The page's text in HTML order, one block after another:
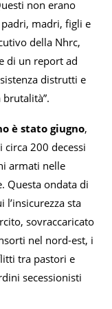
non erano
madri, figli e
della Nhrc,
di un report ad
distrutti e
è stato giugno,
circa 200 decessi
armati nelle
Questa ondata di
sta
sovraccaricato
nel nord-est, i
tra pastori e
secessionisti